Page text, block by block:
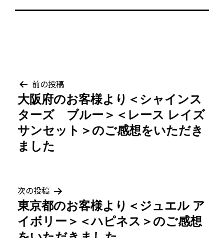
投
稿
ナ
ビ
ー
シ
前の投稿
大阪府のお客様より＜シャインス
ターズ ブルー＞＜レース レイズ
サンセット＞のご感想をいただき
ました
次の投稿
東京都のお客様より＜ジュエル ア
イボリー＞＜ハピネス＞のご感想